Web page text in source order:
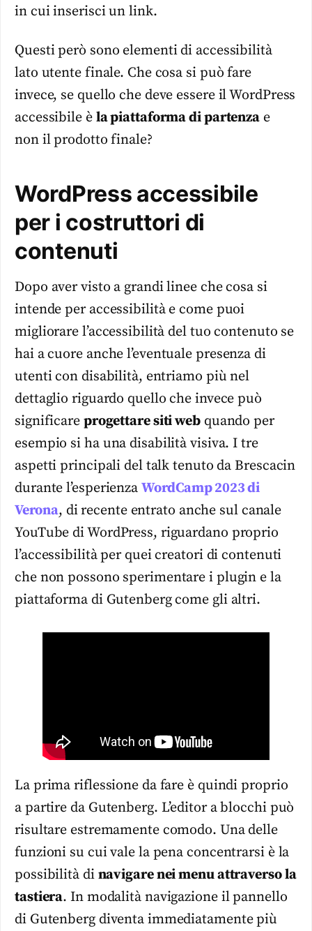
in cui inserisci un link.
Questi però sono elementi di accessibilità
lato utente finale. Che cosa si può fare
invece, se quello che deve essere il WordPress
accessibile è la piattaforma di partenza e
non il prodotto finale?
WordPress accessibile
per i costruttori di
contenuti
Dopo aver visto a grandi linee che cosa si
intende per accessibilità e come puoi
migliorare l’accessibilità del tuo contenuto se
hai a cuore anche l’eventuale presenza di
utenti con disabilità, entriamo più nel
dettaglio riguardo quello che invece può
significare progettare siti webquando per
esempio si ha una disabilità visiva. I tre
aspetti principali del talk tenuto da Brescacin
durante l’esperienza WordCamp 2023 di
Verona, di recente entrato anche sul canale
YouTube di WordPress, riguardano proprio
l’accessibilità per quei creatori di contenuti
che non possono sperimentare i plugin e la
piattaforma di Gutenberg come gli altri.
La prima riflessione da fare è quindi proprio
a partire da Gutenberg. L’editor a blocchi può
risultare estremamente comodo. Una delle
funzioni su cui vale la pena concentrarsi è la
possibilità di navigare nei menu attraverso la
tastiera. In modalità navigazione il pannello
di Gutenberg diventa immediatamente più